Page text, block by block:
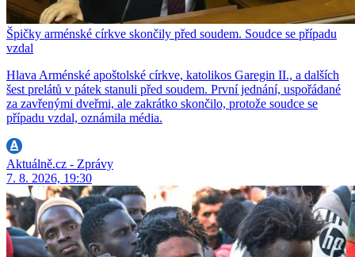
Špičky arménské církve skončily před soudem. Soudce se případu
vzdal
Hlava Arménské apoštolské církve, katolikos Garegin II., a dalších
šest prelátů v pátek stanuli před soudem. První jednání, uspořádané
za zavřenými dveřmi, ale zakrátko skončilo, protože soudce se
případu vzdal, oznámila média.
Aktuálně.cz - Zprávy
7. 8. 2026, 19:30